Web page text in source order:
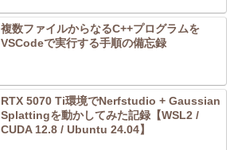
複数ファイルからなるC++プログラムを
VSCodeで実行する手順の備忘録
RTX 5070 Ti環境でNerfstudio + Gaussian
Splattingを動かしてみた記録【WSL2 /
CUDA 12.8 / Ubuntu 24.04】